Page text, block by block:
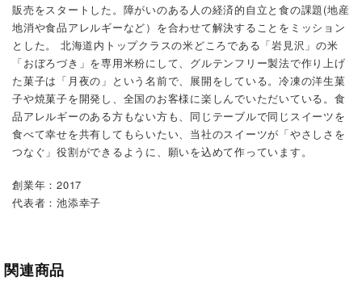
販売をスタートした。障がいのある人の経済的自立と食の課題(地産
地消や食品アレルギーなど）を合わせて解決することをミッション
とした。 北海道内トップクラスの米どころである「岩見沢」の米
「おぼろづき」を専用米粉にして、グルテンフリー製法で作り上げ
た菓子は「月夜の」という名前で、展開をしている。冷凍の洋生菓
子や焼菓子を開発し、全国のお客様に楽しんでいただいている。食
品アレルギーのある方もない方も、同じテーブルで同じスイーツを
食べて幸せを共有してもらいたい、当社のスイーツが「やさしさを
つなぐ」役割ができるように、願いを込めて作っています。
創業年：2017
代表者：池添幸子
関連商品